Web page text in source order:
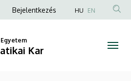
Anonim
fiók
menüje
Bejelentkezés HU EN
Kar